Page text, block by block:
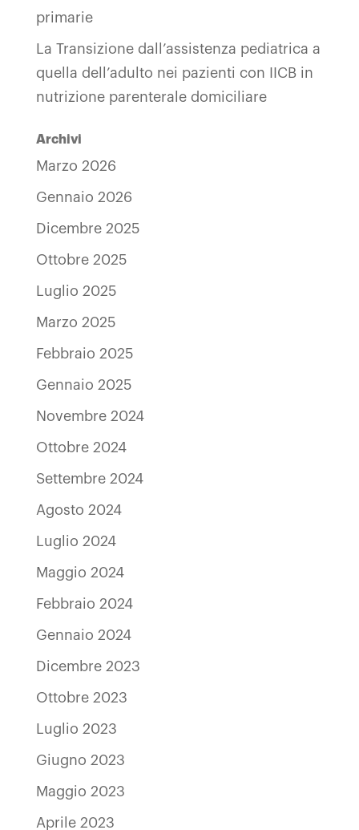
primarie
La Transizione dall’assistenza pediatrica a
quella dell’adulto nei pazienti con IICB in
nutrizione parenterale domiciliare
Archivi
Marzo 2026
Gennaio 2026
Dicembre 2025
Ottobre 2025
Luglio 2025
Marzo 2025
Febbraio 2025
Gennaio 2025
Novembre 2024
Ottobre 2024
Settembre 2024
Agosto 2024
Luglio 2024
Maggio 2024
Febbraio 2024
Gennaio 2024
Dicembre 2023
Ottobre 2023
Luglio 2023
Giugno 2023
Maggio 2023
Aprile 2023